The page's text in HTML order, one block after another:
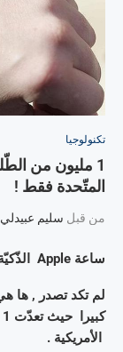
تكنولوجيا
المتّحدة فقط !
من قبل سليم عبيدلي
ساعة Apple الذّكيّة تصنع ثورة في الولايات المتّحدة !
الأمريكية .